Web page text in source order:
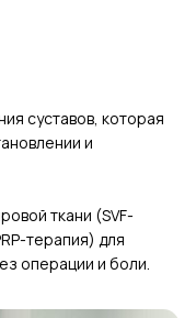
суставов, которая
и
ткани (SVF-
терапия) для
операции и боли.